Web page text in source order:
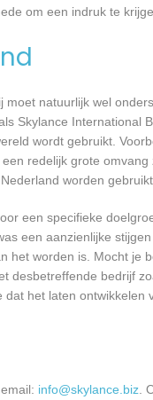
om een indruk te
natuurlijk wel
Skylance International
wordt gebruikt.
redelijk grote
worden gebruikt.
een specifieke
een aanzienlijke
het worden is. Mocht je
bedrijf
het laten ontwikkelen
info@skylance.biz .